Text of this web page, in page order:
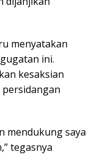
menyatakan
ini.
kesaksian
mendukung saya
tegasnya